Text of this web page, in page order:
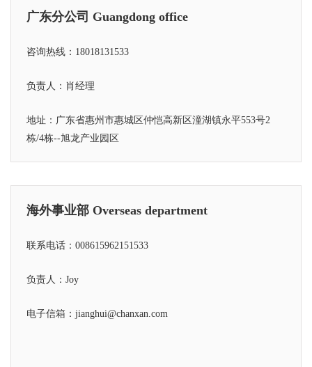
广东分公司 Guangdong office
咨询热线：18018131533
负责人：肖经理
地址：广东省惠州市惠城区仲恺高新区潼湖镇永平553号2
栋/4栋--旭龙产业园区
海外事业部 Overseas department
联系电话：008615962151533
负责人：Joy
电子信箱：jianghui@chanxan.com